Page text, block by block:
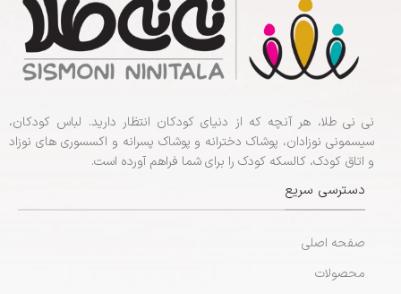
نی نی طلا، هر آنچه که از دنیای کودکان انتظار دارید. لباس کودکان،
سیسمونی نوزادان، پوشاک دخترانه و پوشاک پسرانه و اکسسوری های نوزاد
و اتاق کودک، کالسکه کودک را برای شما فراهم آورده است.
دسترسی سریع
صفحه اصلی
محصولات